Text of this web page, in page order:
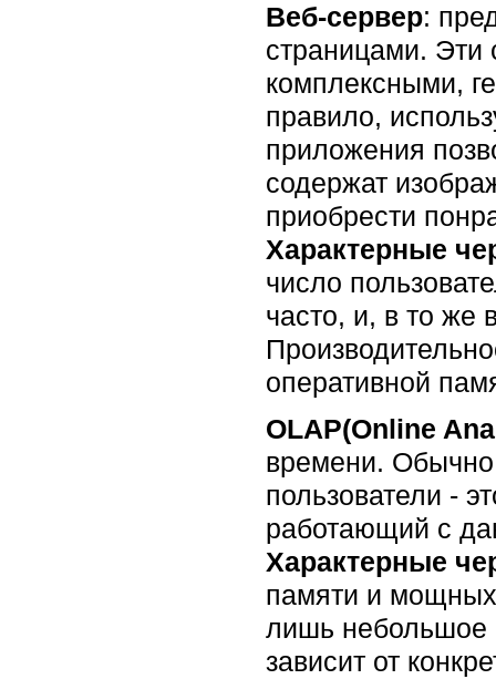
Веб-сервер:
страницами. Эти
комплексными,
правило,
приложения
содержат
приобрести
Характерные
число
часто, и, в то же
оперативной
OLAP(Online
времени.
пользователи -
работающий с
Характерные
памяти и
лишь небольшое
зависит от